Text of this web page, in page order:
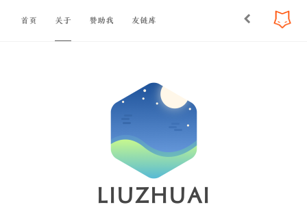
LIUZHUAI
首页 关于 赞助我 友链库